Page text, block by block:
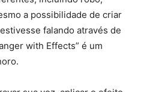
a possibilidade de criar
falando através de
with Effects” é um